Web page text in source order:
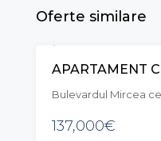
Oferte similare
Bulevardul Mircea
137,000€